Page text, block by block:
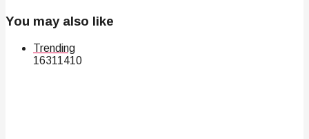
You may also like
Trending
16311410